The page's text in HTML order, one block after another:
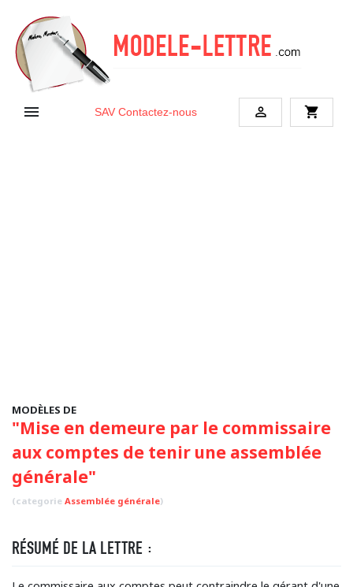
 SAV Contactez-nous  shopping_cart
MODÈLES DE
"Mise en demeure par le commissaire
aux comptes de tenir une assemblée
générale"
(categorie Assemblée générale)
RÉSUMÉ DE LA LETTRE :